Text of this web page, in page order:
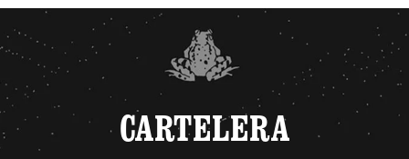
CARTELERA